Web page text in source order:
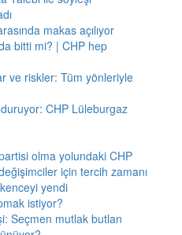
makas açılıyor
bitti mi? | CHP hep
ve riskler: Tüm yönleriyle
CHP Lüleburgaz
olma yolundaki CHP
için tercih zamanı
yendi
istiyor?
Seçmen mutlak butlan